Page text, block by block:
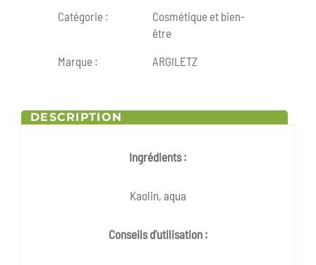
Catégorie :
Cosmétique et bien-
être
Marque :
ARGILETZ
DESCRIPTION
Ingrédients :
Kaolin, aqua
Conseils d'utilisation :